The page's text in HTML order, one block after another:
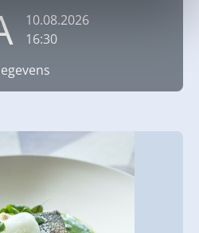
10.08.2026
16:30